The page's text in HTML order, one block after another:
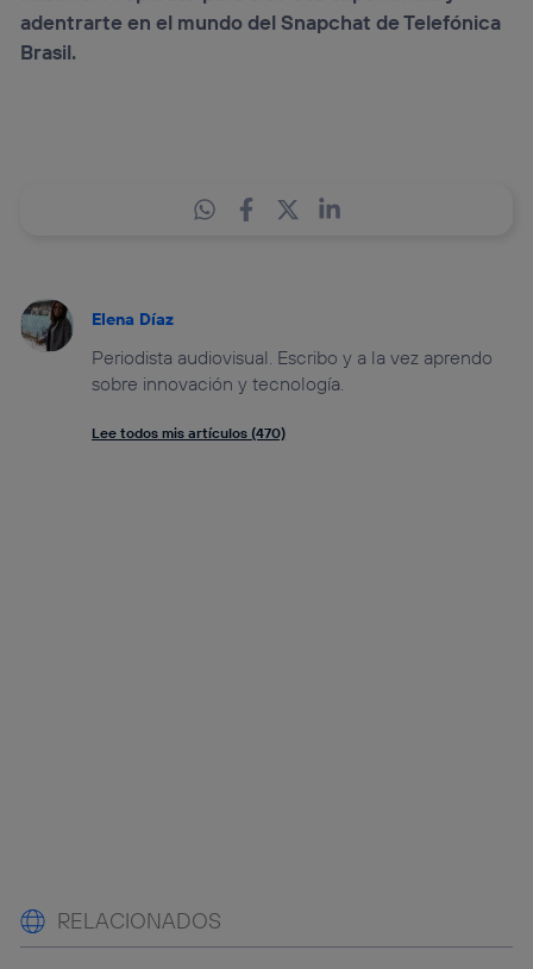
adentrarte en el mundo del Snapchat de Telefónica
Brasil.
Elena Díaz
Periodista audiovisual. Escribo y a la vez aprendo
sobre innovación y tecnología.
Lee todos mis artículos (470)
RELACIONADOS